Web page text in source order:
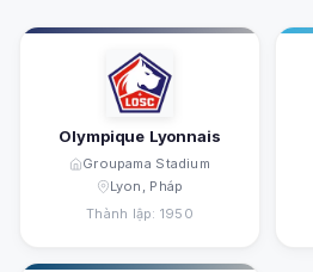
Olympique Lyonnais
Groupama Stadium
Lyon, Pháp
Thành lập: 1950